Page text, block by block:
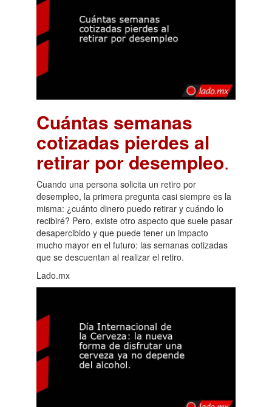
Cuántas semanas
cotizadas pierdes al
retirar por desempleo.
Cuando una persona solicita un retiro por
desempleo, la primera pregunta casi siempre es la
misma: ¿cuánto dinero puedo retirar y cuándo lo
recibiré? Pero, existe otro aspecto que suele pasar
desapercibido y que puede tener un impacto
mucho mayor en el futuro: las semanas cotizadas
que se descuentan al realizar el retiro.
Lado.mx